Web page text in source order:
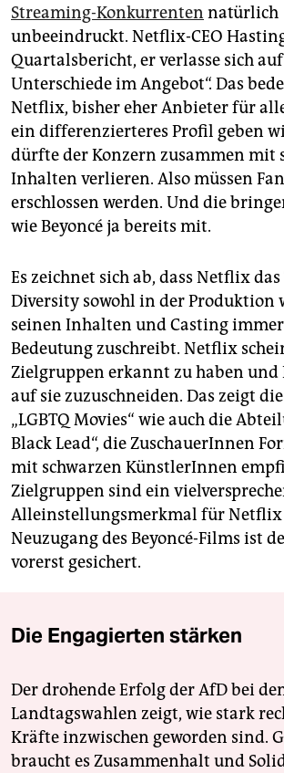
Streaming-Konkurrenten natürlich
unbeeindruckt. Netflix-CEO
Quartalsbericht, er verlasse sich
Unterschiede im Angebot“. Das
Netflix, bisher eher Anbieter für
ein differenzierteres Profil geben
dürfte der Konzern zusammen mit
Inhalten verlieren. Also müssen
erschlossen werden. Und die
wie Beyoncé ja bereits mit.
Es zeichnet sich ab, dass Netflix das
Diversity sowohl in der Produktion
seinen Inhalten und Casting
Bedeutung zuschreibt. Netflix
Zielgruppen erkannt zu haben
auf sie zuzuschneiden. Das zeigt
„LGBTQ Movies“ wie auch die
Black Lead“, die ZuschauerInnen
mit schwarzen KünstlerInnen
Zielgruppen sind ein
Alleinstellungsmerkmal für
Neuzugang des Be­yon­cé-Films ist
vorerst gesichert.
Die Engagierten stärken
Der drohende Erfolg der AfD bei
Landtagswahlen zeigt, wie stark
Kräfte inzwischen geworden sind.
braucht es Zusammenhalt und